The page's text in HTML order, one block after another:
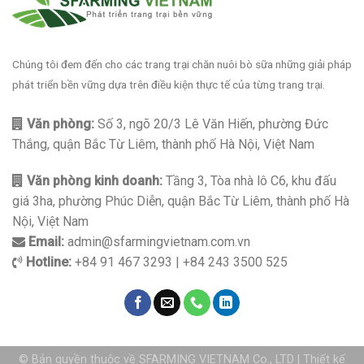
Chúng tôi đem đến cho các trang trại chăn nuôi bò sữa những giải pháp
phát triển bền vững dựa trên điều kiện thực tế của từng trang trại.
Văn phòng: Số 3, ngõ 20/3 Lê Văn Hiến, phường Đức
Thắng, quận Bắc Từ Liêm, thành phố Hà Nội, Việt Nam
Văn phòng kinh doanh: Tầng 3, Tòa nhà lô C6, khu đấu
giá 3ha, phường Phúc Diễn, quận Bắc Từ Liêm, thành phố Hà
Nội, Việt Nam
Email: admin@sfarmingvietnam.com.vn
Hotline: +84 91 467 3293 | +84 243 3500 525
© Bản quyền thuộc về SFARMING VIETNAM Co., LTD | Thiết kế